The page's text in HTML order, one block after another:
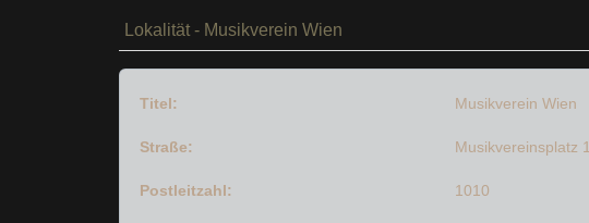
Lokalität - Musikverein Wien
Titel: Musikverein Wien
Straße: Musikvereinsplatz 1
Postleitzahl: 1010